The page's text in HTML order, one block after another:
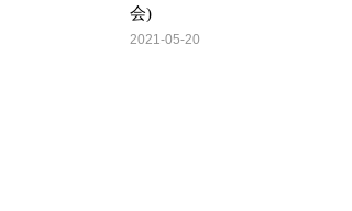
会)
2021-05-20